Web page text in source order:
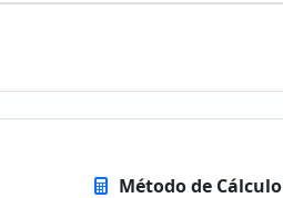
Método de Cálculo